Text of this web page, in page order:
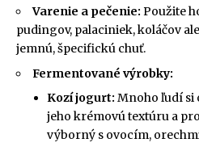
Varenie a pečenie: Použite
pudingov, palaciniek, koláčov
jemnú, špecifickú chuť.
Fermentované výrobky:
Kozí jogurt: Mnoho ľudí si
jeho krémovú textúru a
výborný s ovocím,